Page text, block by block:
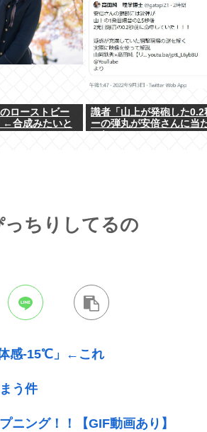
ローストビー
←合成みたいと
識者「山上が発砲した
ーの弾丸が安倍さんに当
ちりしてるの
体感-15℃」←これ
う件
ング！！【GIF動画あり】